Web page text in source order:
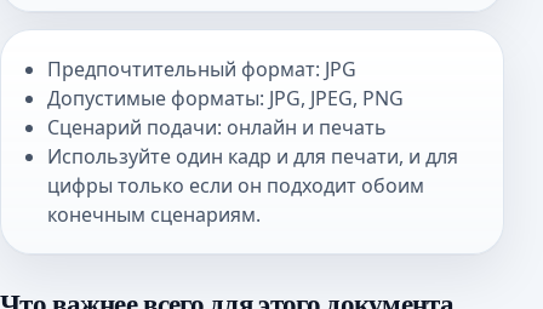
Предпочтительный формат: JPG
Допустимые форматы: JPG, JPEG, PNG
Сценарий подачи: онлайн и печать
Используйте один кадр и для печати, и для
цифры только если он подходит обоим
конечным сценариям.